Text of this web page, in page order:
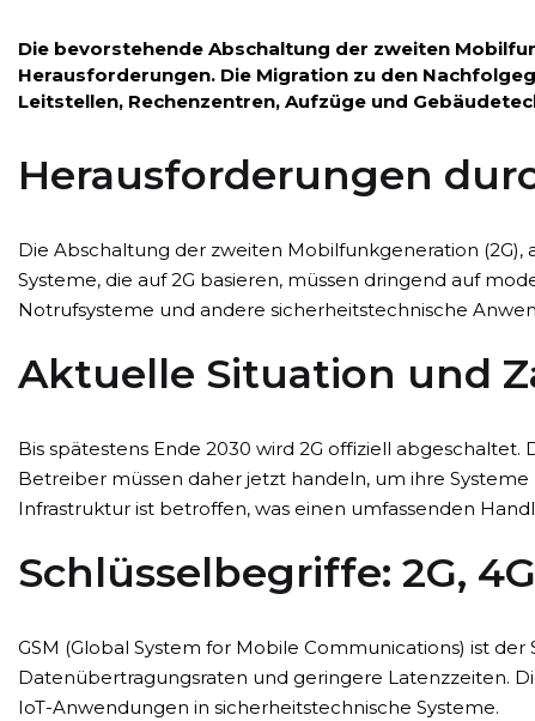
Die bevorstehende Abschaltung der zweiten
Herausforderungen. Die Migration zu den
Leitstellen, Rechenzentren, Aufzüge und
Herausforderungen
Die Abschaltung der zweiten Mobilfunkgeneration
Systeme, die auf 2G basieren, müssen dringend auf
Notrufsysteme und andere sicherheitstechnische
Aktuelle Situation und
Bis spätestens Ende 2030 wird 2G offiziell
Betreiber müssen daher jetzt handeln, um ihre
Infrastruktur ist betroffen, was einen umfassenden
Schlüsselbegriffe: 2G,
GSM (Global System for Mobile Communications) ist
Datenübertragungsraten und geringere Latenzzeiten.
IoT-Anwendungen in sicherheitstechnische Systeme.